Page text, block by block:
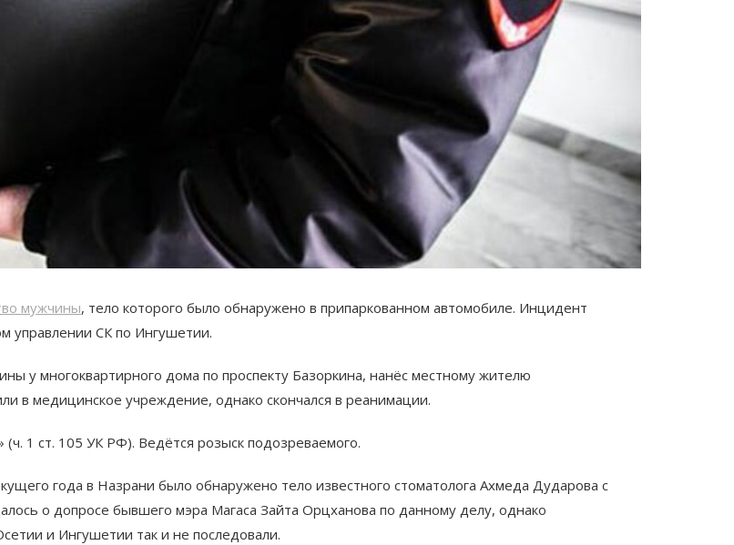
мужчины, тело которого было обнаружено в припаркованном автомобиле. Инцидент
управлении СК по Ингушетии.
у многоквартирного дома по проспекту Базоркина, нанёс местному жителю
в медицинское учреждение, однако скончался в реанимации.
1 ст. 105 УК РФ). Ведётся розыск подозреваемого.
года в Назрани было обнаружено тело известного стоматолога Ахмеда Дударова с
о допросе бывшего мэра Магаса Зайта Орцханова по данному делу, однако
и Ингушетии так и не последовали.